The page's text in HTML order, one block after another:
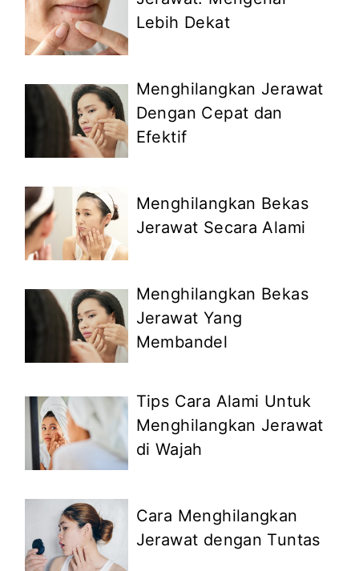
Lebih Dekat
Menghilangkan Jerawat
Dengan Cepat dan
Efektif
Menghilangkan Bekas
Jerawat Secara Alami
Menghilangkan Bekas
Jerawat Yang
Membandel
Tips Cara Alami Untuk
Menghilangkan Jerawat
di Wajah
Cara Menghilangkan
Jerawat dengan Tuntas